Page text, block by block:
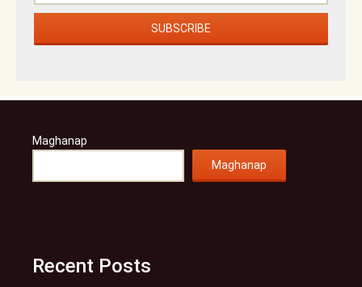
Maghanap
Maghanap
Recent Posts